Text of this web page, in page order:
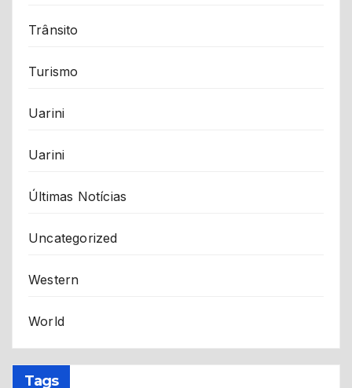
Trânsito
Turismo
Uarini
Uarini
Últimas Notícias
Uncategorized
Western
World
Tags